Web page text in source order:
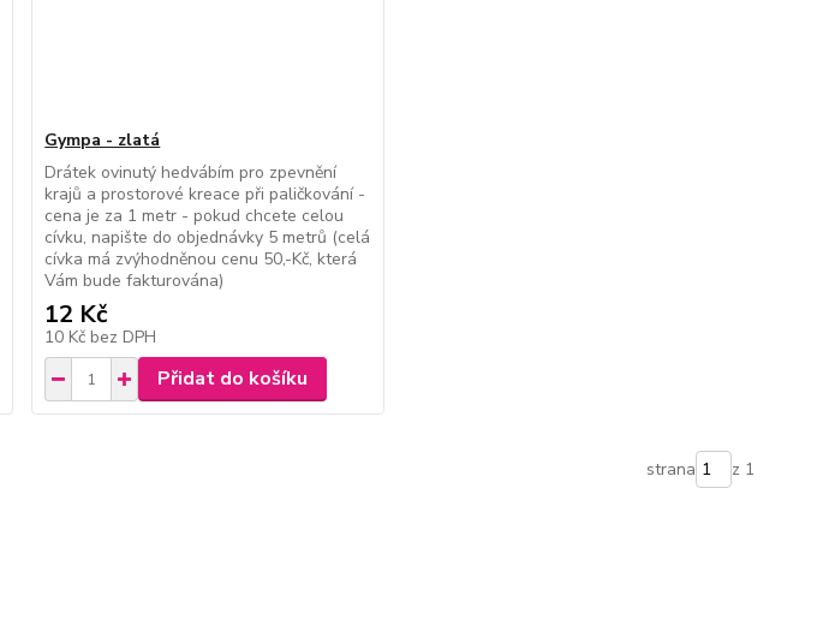
Gympa - zlatá
Drátek ovinutý hedvábím pro zpevnění
krajů a prostorové kreace při paličkování -
cena je za 1 metr - pokud chcete celou
cívku, napište do objednávky 5 metrů (celá
cívka má zvýhodněnou cenu 50,-Kč, která
Vám bude fakturována)
12 Kč
10 Kč bez DPH
Přidat do košíku
strana z 1